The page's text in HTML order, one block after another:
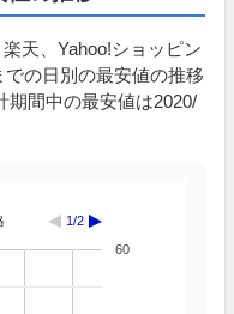
天、Yahoo!ショッピン
での日別の最安値の推移
期間中の最安値は2020/
1/2
60